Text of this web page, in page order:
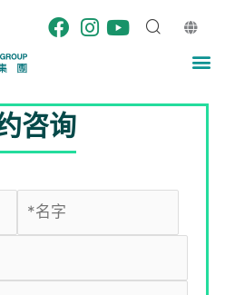
咨询